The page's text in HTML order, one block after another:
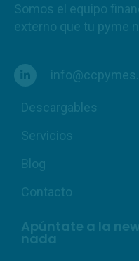
Somos el equipo
externo que tu pyme
Descargables
Servicios
Blog
Contacto
Apúntate a la
nada